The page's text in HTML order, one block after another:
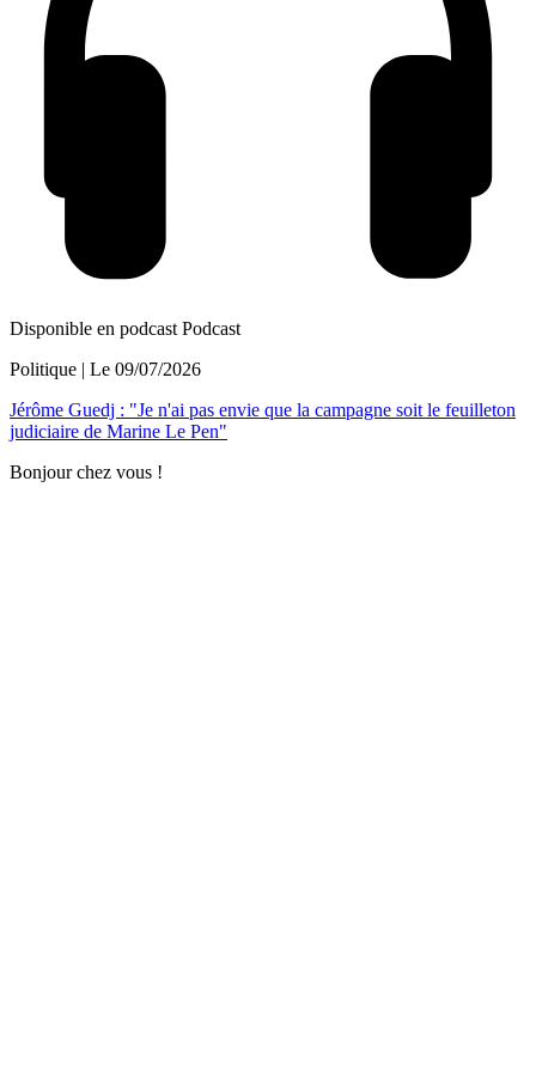
Disponible en podcast Podcast
Politique | Le 09/07/2026
Jérôme Guedj : "Je n'ai pas envie que la campagne soit le feuilleton
judiciaire de Marine Le Pen"
Bonjour chez vous !